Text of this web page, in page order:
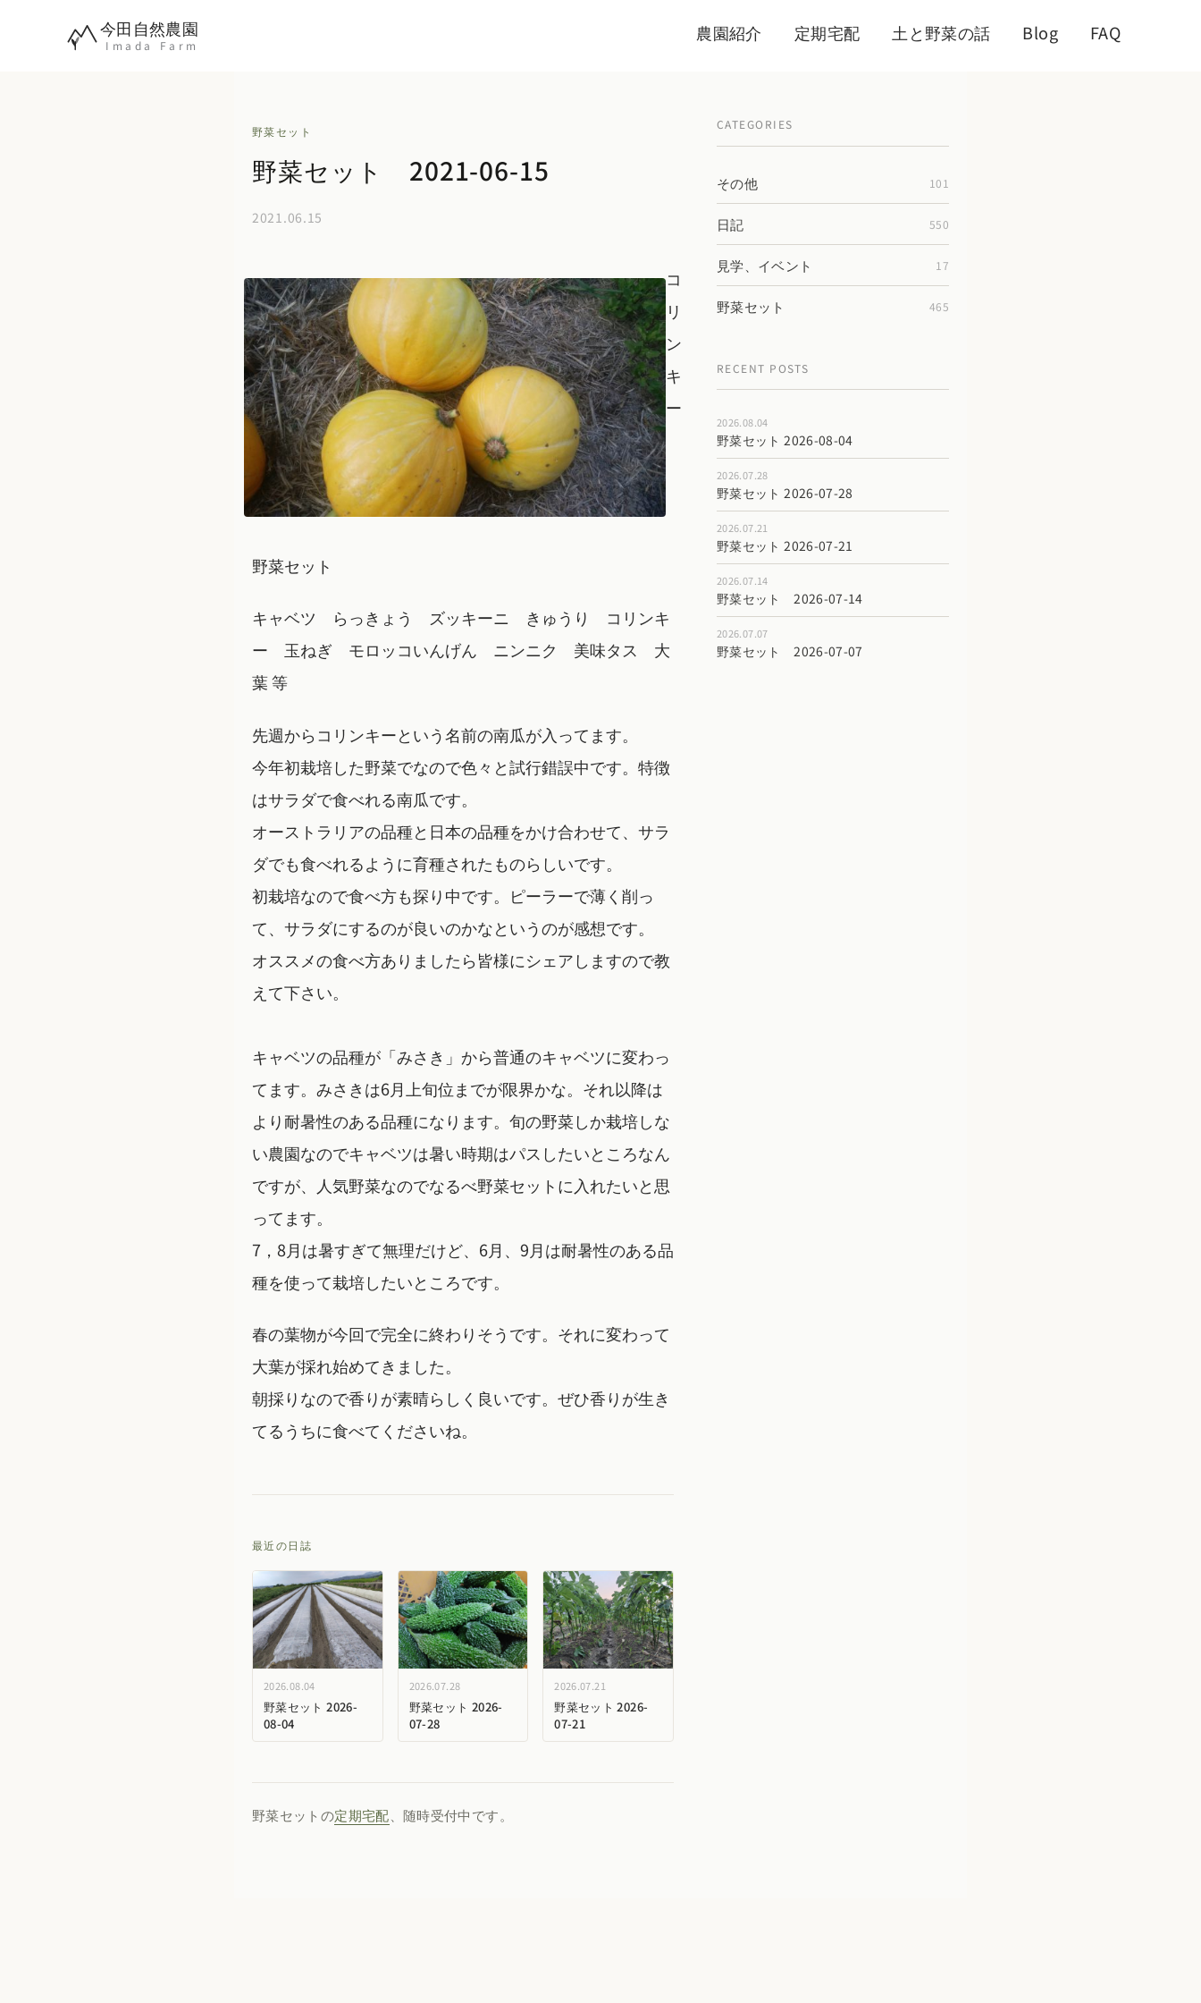
今田自然農園
Imada Farm
農園紹介 定期宅配 土と野菜の話 Blog FAQ
野菜セット
野菜セット 2021-06-15
2021.06.15
コ
リ
ン
キ
ー
野菜セット
キャベツ らっきょう ズッキーニ きゅうり コリンキ
ー 玉ねぎ モロッコいんげん ニンニク 美味タス 大
葉 等
先週からコリンキーという名前の南瓜が入ってます。
今年初栽培した野菜でなので色々と試行錯誤中です。特徴
はサラダで食べれる南瓜です。
オーストラリアの品種と日本の品種をかけ合わせて、サラ
ダでも食べれるように育種されたものらしいです。
初栽培なので食べ方も探り中です。ピーラーで薄く削っ
て、サラダにするのが良いのかなというのが感想です。
オススメの食べ方ありましたら皆様にシェアしますので教
えて下さい。
キャベツの品種が「みさき」から普通のキャベツに変わっ
てます。みさきは6月上旬位までが限界かな。それ以降は
より耐暑性のある品種になります。旬の野菜しか栽培しな
い農園なのでキャベツは暑い時期はパスしたいところなん
ですが、人気野菜なのでなるべ野菜セットに入れたいと思
ってます。
7，8月は暑すぎて無理だけど、6月、9月は耐暑性のある品
種を使って栽培したいところです。
春の葉物が今回で完全に終わりそうです。それに変わって
大葉が採れ始めてきました。
朝採りなので香りが素晴らしく良いです。ぜひ香りが生き
てるうちに食べてくださいね。
最近の日誌
2026.08.04
野菜セット 2026-
08-04
2026.07.28
野菜セット 2026-
07-28
2026.07.21
野菜セット 2026-
07-21
野菜セットの定期宅配 、随時受付中です。
CATEGORIES
その他 101
日記 550
見学、イベント 17
野菜セット 465
RECENT POSTS
2026.08.04
野菜セット 2026-08-04
2026.07.28
野菜セット 2026-07-28
2026.07.21
野菜セット 2026-07-21
2026.07.14
野菜セット 2026-07-14
2026.07.07
野菜セット 2026-07-07